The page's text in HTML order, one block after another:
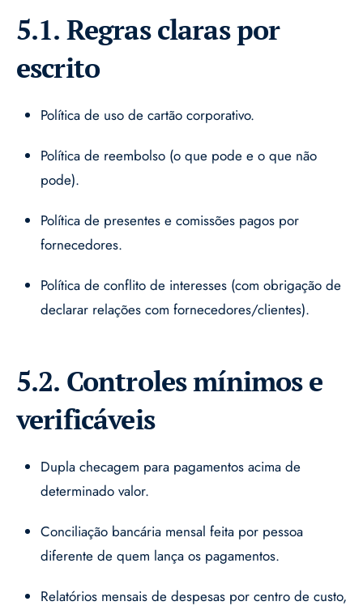
5.1. Regras claras por
escrito
Política de uso de cartão corporativo.
Política de reembolso (o que pode e o que não
pode).
Política de presentes e comissões pagos por
fornecedores.
Política de conflito de interesses (com obrigação de
declarar relações com fornecedores/clientes).
5.2. Controles mínimos e
verificáveis
Dupla checagem para pagamentos acima de
determinado valor.
Conciliação bancária mensal feita por pessoa
diferente de quem lança os pagamentos.
Relatórios mensais de despesas por centro de custo,